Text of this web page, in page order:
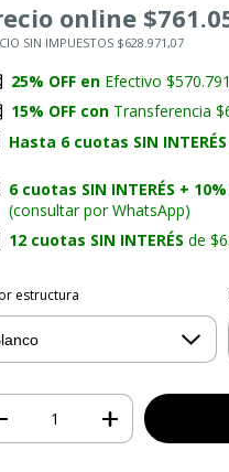
online
SIN IMPUESTOS $628.971,07
25% OFF en Efectivo
15% OFF con Transferencia
Hasta 6 cuotas SIN INTERÉS
6 cuotas SIN INTERÉS + 10%
(consultar por WhatsApp)
12 cuotas SIN INTERÉS de
estructura